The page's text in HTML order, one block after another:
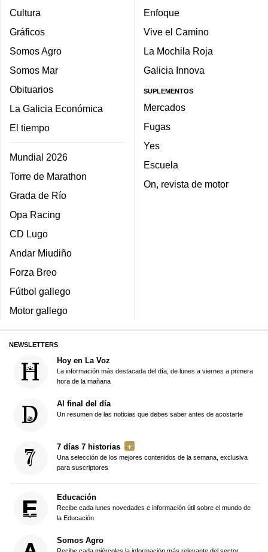
Cultura
Gráficos
Somos Agro
Somos Mar
Obituarios
La Galicia Económica
El tiempo
Mundial 2026
Torre de Marathon
Grada de Río
Opa Racing
CD Lugo
Andar Miudiño
Forza Breo
Fútbol gallego
Motor gallego
Enfoque
Vive el Camino
La Mochila Roja
Galicia Innova
SUPLEMENTOS
Mercados
Fugas
Yes
Escuela
On, revista de motor
NEWSLETTERS
Hoy en La Voz
La información más destacada del día, de lunes a viernes a primera
hora de la mañana
Al final del día
Un resumen de las noticias que debes saber antes de acostarte
7 días 7 historias
Una selección de los mejores contenidos de la semana, exclusiva
para suscriptores
Educación
Recibe cada lunes novedades e información útil sobre el mundo de
la Educación
Somos Agro